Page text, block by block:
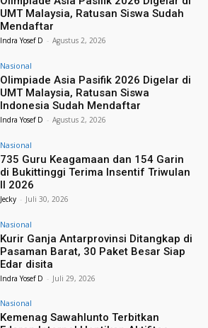
UMT Malaysia, Ratusan Siswa Sudah
Mendaftar
Indra Yosef D - Agustus 2, 2026
Nasional
Olimpiade Asia Pasifik 2026 Digelar di
UMT Malaysia, Ratusan Siswa
Indonesia Sudah Mendaftar
Indra Yosef D - Agustus 2, 2026
Nasional
735 Guru Keagamaan dan 154 Garin
di Bukittinggi Terima Insentif Triwulan
II 2026
Jecky - Juli 30, 2026
Nasional
Kurir Ganja Antarprovinsi Ditangkap di
Pasaman Barat, 30 Paket Besar Siap
Edar disita
Indra Yosef D - Juli 29, 2026
Nasional
Kemenag Sawahlunto Terbitkan